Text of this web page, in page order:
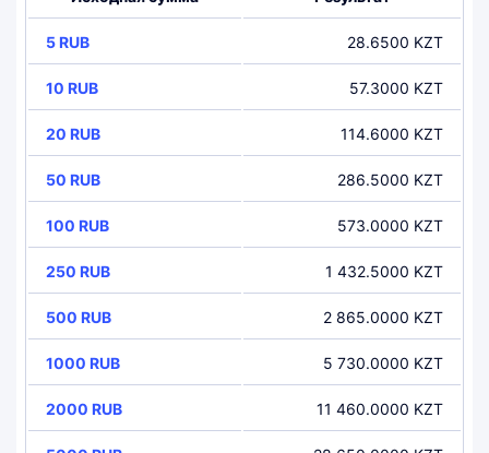
5 RUB 28.6500 KZT
10 RUB 57.3000 KZT
20 RUB 114.6000 KZT
50 RUB 286.5000 KZT
100 RUB 573.0000 KZT
250 RUB 1 432.5000 KZT
500 RUB 2 865.0000 KZT
1000 RUB 5 730.0000 KZT
2000 RUB 11 460.0000 KZT